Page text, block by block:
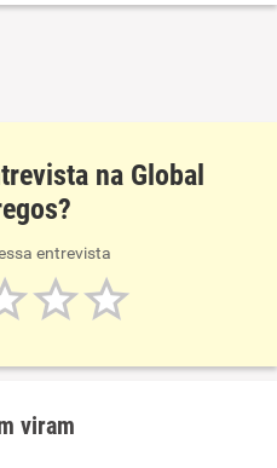
na Global
entrevista
viram